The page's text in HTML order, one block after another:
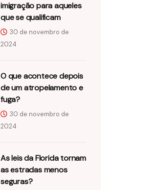
imigração para aqueles
que se qualificam
30 de novembro de
2024
O que acontece depois
de um atropelamento e
fuga?
30 de novembro de
2024
As leis da Florida tornam
as estradas menos
seguras?